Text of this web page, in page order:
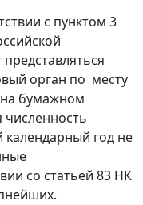
с пунктом 3
орган по месту
бумажном
численность
год не
со статьей 83 НК